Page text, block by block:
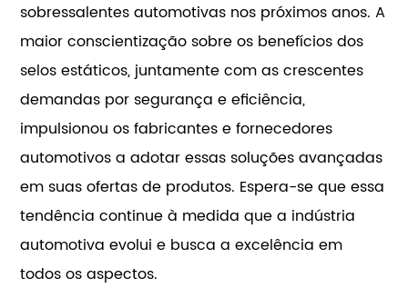
sobressalentes automotivas nos próximos anos. A
maior conscientização sobre os benefícios dos
selos estáticos, juntamente com as crescentes
demandas por segurança e eficiência,
impulsionou os fabricantes e fornecedores
automotivos a adotar essas soluções avançadas
em suas ofertas de produtos. Espera-se que essa
tendência continue à medida que a indústria
automotiva evolui e busca a excelência em
todos os aspectos.